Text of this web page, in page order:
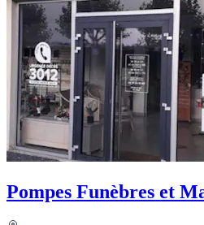
Pompes Funèbres et